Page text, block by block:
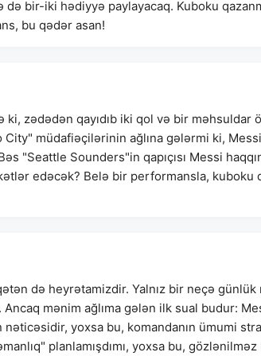
də bir-iki hədiyyə paylayacaq. Kuboku
bu qədər asan!
zədədən qayıdıb iki qol və bir məhsuldar
City" müdafiəçilərinin ağlına gələrmi ki,
"Seattle Sounders"in qapıçısı Messi
edəcək? Belə bir performansla, kuboku
də heyrətamizdir. Yalnız bir neçə
mənim ağlıma gələn ilk sual budur:
nəticəsidir, yoxsa bu, komandanın ümumi
planlamışdımı, yoxsa bu,